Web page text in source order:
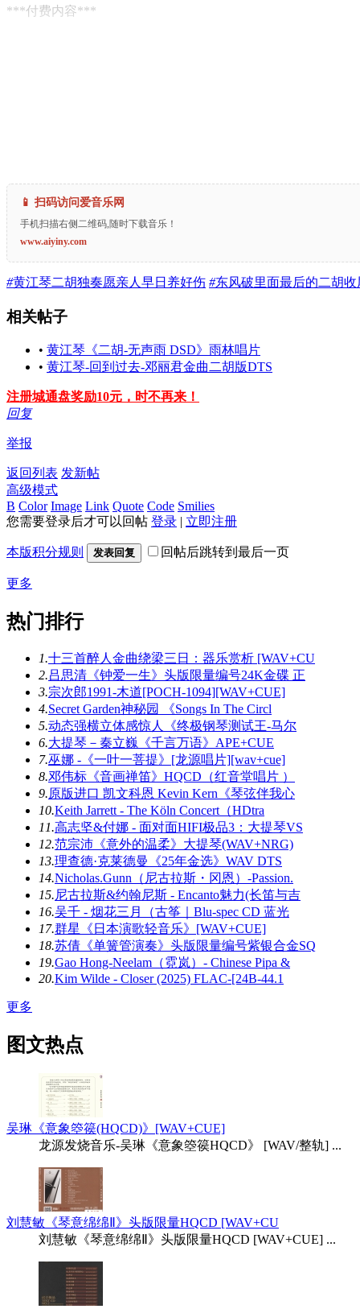
***付费内容***
📱 扫码访问爱音乐网
手机扫描右侧二维码,随时下载音乐！
www.aiyiny.com
#黄江琴二胡独奏愿亲人早日养好伤 #东风破里面最后的二胡收
相关帖子
• 黄江琴《二胡-无声雨 DSD》雨林唱片
• 黄江琴-回到过去-邓丽君金曲二胡版DTS
注册城通盘奖励10元，时不再来！
回复
举报
返回列表 发新帖
高级模式
B Color Image Link Quote Code Smilies
您需要登录后才可以回帖 登录 | 立即注册
本版积分规则 发表回复 回帖后跳转到最后一页
更多
热门排行
1.十三首醉人金曲绕梁三日：器乐赏析 [WAV+CU
2.吕思清《钟爱一生》头版限量编号24K金碟 正
3.宗次郎1991-木道[POCH-1094][WAV+CUE]
4.Secret Garden神秘园 《Songs In The Circl
5.动态强横立体感惊人《终极钢琴测试王-马尔
6.大提琴－秦立巍《千言万语》APE+CUE
7.巫娜 -《一叶一菩提》[龙源唱片][wav+cue]
8.邓伟标《音画禅笛》HQCD（红音堂唱片 ）
9.原版进口 凯文科恩 Kevin Kern《琴弦伴我心
10.Keith Jarrett - The Köln Concert（HDtra
11.高志坚&付娜 - 面对面HIFI极品3：大提琴VS
12.范宗沛《意外的温柔》大提琴(WAV+NRG)
13.理查德·克莱德曼《25年金选》WAV DTS
14.Nicholas.Gunn（尼古拉斯・冈恩）-Passion.
15.尼古拉斯&约翰尼斯 - Encanto魅力(长笛与吉
16.吴千 - 烟花三月（古筝｜Blu-spec CD 蓝光
17.群星《日本演歌轻音乐》[WAV+CUE]
18.苏倩《单簧管演奏》头版限量编号紫银合金SQ
19.Gao Hong-Neelam（霓岚）- Chinese Pipa &
20.Kim Wilde - Closer (2025) FLAC-[24B-44.1
更多
图文热点
吴琳《意象箜篌(HQCD)》[WAV+CUE]
龙源发烧音乐-吴琳《意象箜篌HQCD》 [WAV/整轨] ...
刘慧敏《琴意绵绵Ⅱ》头版限量HQCD [WAV+CU
刘慧敏《琴意绵绵Ⅱ》头版限量HQCD [WAV+CUE] ...